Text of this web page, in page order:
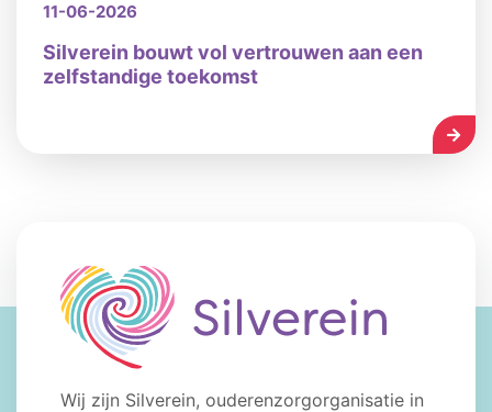
11-06-2026
Silverein bouwt vol vertrouwen aan een
zelfstandige toekomst
Wij zijn Silverein, ouderenzorgorganisatie in